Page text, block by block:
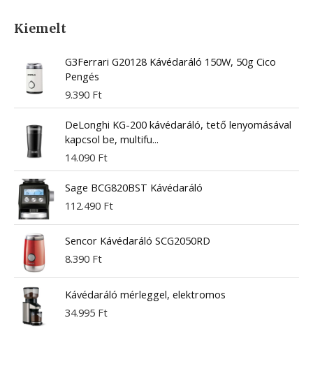
Kiemelt
G3Ferrari G20128 Kávédaráló 150W, 50g Cico
Pengés
9.390 Ft
DeLonghi KG-200 kávédaráló, tető lenyomásával
kapcsol be, multifu...
14.090 Ft
Sage BCG820BST Kávédaráló
112.490 Ft
Sencor Kávédaráló SCG2050RD
8.390 Ft
Kávédaráló mérleggel, elektromos
34.995 Ft